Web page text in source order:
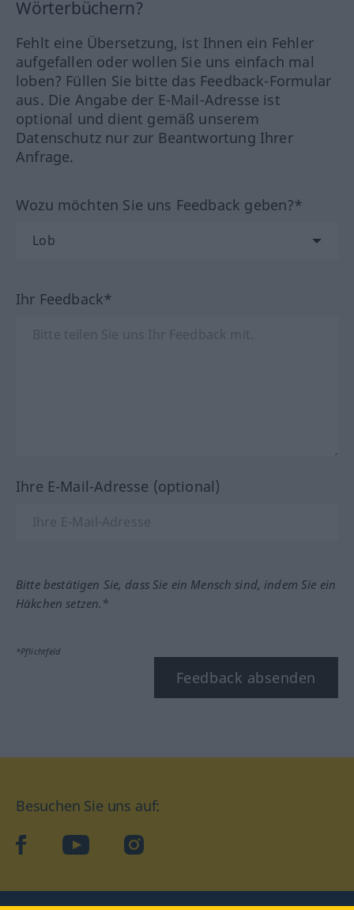
Wörterbüchern?
Fehlt eine Übersetzung, ist Ihnen ein Fehler
aufgefallen oder wollen Sie uns einfach mal
loben? Füllen Sie bitte das Feedback-Formular
aus. Die Angabe der E-Mail-Adresse ist
optional und dient gemäß unserem
Datenschutz nur zur Beantwortung Ihrer
Anfrage.
Wozu möchten Sie uns Feedback geben?*
Ihr Feedback*
Ihre E-Mail-Adresse (optional)
Bitte bestätigen Sie, dass Sie ein Mensch sind, indem Sie ein
Häkchen setzen.*
*Pflichtfeld
Feedback absenden
Besuchen Sie uns auf:
facebookYouTube Instagram